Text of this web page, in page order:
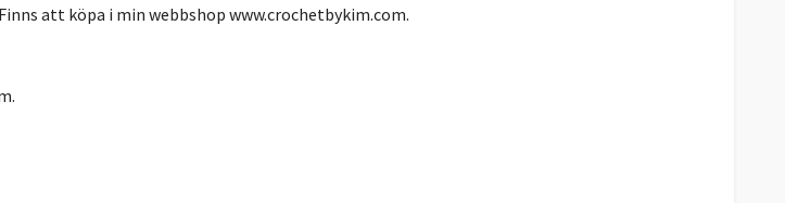
att köpa i min webbshop www.crochetbykim.com.